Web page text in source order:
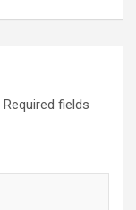
Required fields